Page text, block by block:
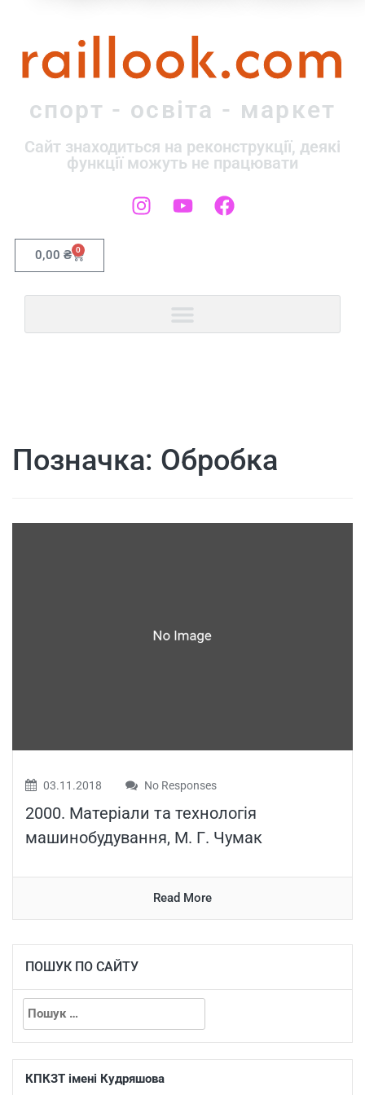
raillook.com
спорт - освіта - маркет
Сайт знаходиться на реконструкції, деякі
функції можуть не працювати
0,00 ₴ 0
Позначка: Обробка
03.11.2018 No Responses
2000. Матеріали та технологія
машинобудування, М. Г. Чумак
Read More
ПОШУК ПО САЙТУ
КПКЗТ імені Кудряшова